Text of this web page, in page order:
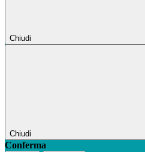
Chiudi
Chiudi
Conferma